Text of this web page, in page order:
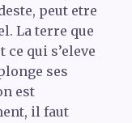
peut etre
La terre que
qui s’eleve
ses
est
il faut